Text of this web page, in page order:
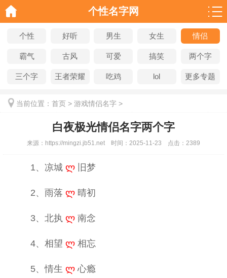
个性名字网
个性 好听 男生 女生 情侣
霸气 古风 可爱 搞笑 两个字
三个字 王者荣耀 吃鸡 lol 更多专题
当前位置： 首页 > 游戏情侣名字 >
白夜极光情侣名字两个字
来源： https://mingzi.jb51.net 时间： 2025-11-23 点击： 2389
1、凉城ლ 旧梦
2、雨落 ლ 晴初
3、北执ლ 南念
4、相望 ლ 相忘
5、情生 ლ 心瘾